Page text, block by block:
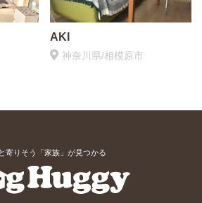
AKI
神奈川県/相模原市
寄りそう「家族」が見つかる